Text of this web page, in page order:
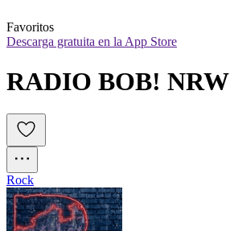
Favoritos
Descarga gratuita en la App Store
RADIO BOB! NRW
Rock